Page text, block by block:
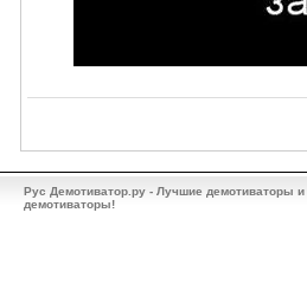
Рус Демотиватор.ру - Лучшие демотиваторы
демотиваторы!